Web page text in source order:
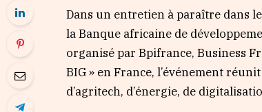
Dans un entretien à paraître dans
la Banque africaine de
organisé par Bpifrance, Business
BIG » en France, l’événement
d’agritech, d’énergie, de